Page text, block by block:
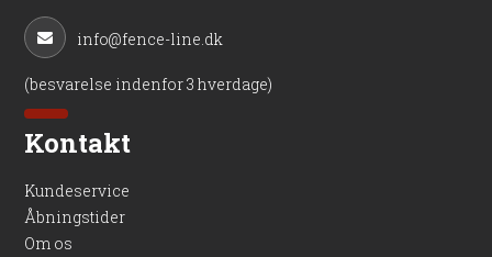
info@fence-line.dk
(besvarelse indenfor 3 hverdage)
Kontakt
Kundeservice
Åbningstider
Om os